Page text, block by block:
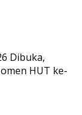
Dibuka,
HUT ke-